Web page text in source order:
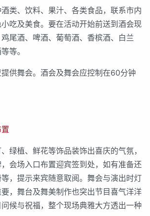
类、饮料、果汁、各类食品，联系市内
吃及美食。要在活动开始前送到酒会现
尾酒、啤酒、葡萄酒、香槟酒、白兰
等。
供舞会。酒会及舞会应控制在60分钟
绿植、鲜花等饰品装饰出喜庆的气氛，
会场入口布置迎宾签到处，如有准备还
，提示来宾随意取阅。舞会与演出时灯
，舞台及舞美制作也突出节目喜气洋洋
候与祝福，整个现场典雅大方透出一种